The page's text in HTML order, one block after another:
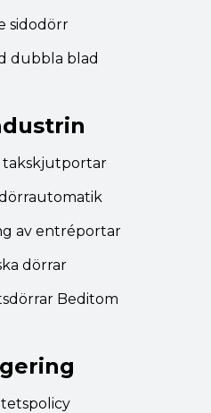
sidodörr
dubbla blad
takskjutportar
av entréportar
dörrar
Beditom